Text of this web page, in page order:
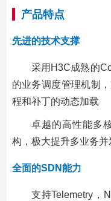
产品特点
先进的技术支撑
采用H3C成熟的
的业务调度管理机制
程和补丁的动态加载
卓越的高性能多
构，极大提升多业务并
全面的SDN能力
支持Telemetry，